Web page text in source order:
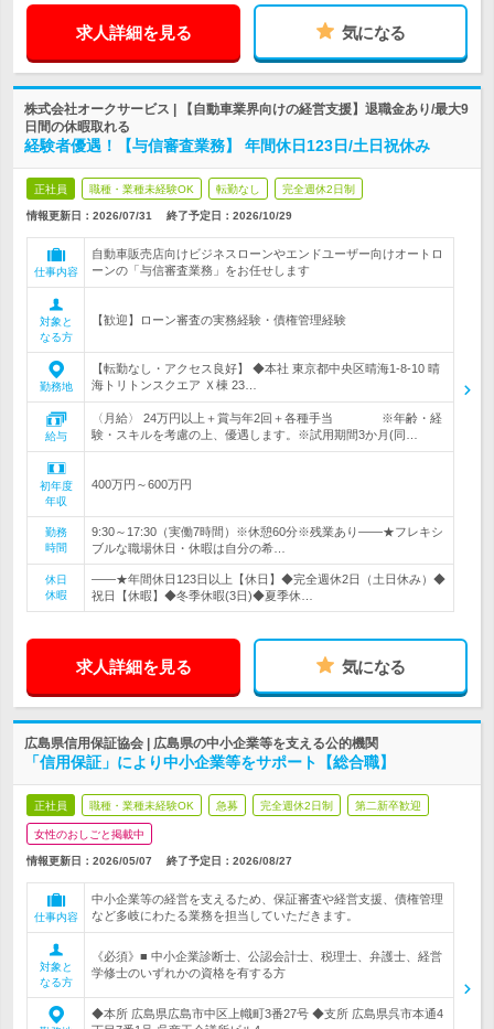
求人詳細を見る 気になる
株式会社オークサービス | 【自動車業界向けの経営支援】退職金あり/最大9
日間の休暇取れる
経験者優遇！【与信審査業務】 年間休日123日/土日祝休み
正社員 職種・業種未経験OK 転勤なし 完全週休2日制
情報更新日：2026/07/31 終了予定日： 2026/10/29
仕事内容
自動車販売店向けビジネスローンやエンドユーザー向けオートロ
ーンの「与信審査業務」をお任せします
対象と
なる方
【歓迎】ローン審査の実務経験・債権管理経験
勤務地
【転勤なし・アクセス良好】 ◆本社 東京都中央区晴海1-8-10 晴
海トリトンスクエア Ｘ棟 23…
給与
〈月給〉 24万円以上＋賞与年2回＋各種手当 ※年齢・経
験・スキルを考慮の上、優遇します。※試用期間3か月(同…
初年度
年収
400万円～600万円
勤務
時間
9:30～17:30（実働7時間）※休憩60分※残業あり――★フレキシ
ブルな職場休日・休暇は自分の希…
休日
休暇
――★年間休日123日以上【休日】◆完全週休2日（土日休み）◆
祝日【休暇】◆冬季休暇(3日)◆夏季休…
求人詳細を見る 気になる
広島県信用保証協会 | 広島県の中小企業等を支える公的機関
「信用保証」により中小企業等をサポート【総合職】
正社員 職種・業種未経験OK 急募 完全週休2日制 第二新卒歓迎
女性のおしごと掲載中
情報更新日：2026/05/07 終了予定日： 2026/08/27
仕事内容
中小企業等の経営を支えるため、保証審査や経営支援、債権管理
など多岐にわたる業務を担当していただきます。
対象と
なる方
《必須》■ 中小企業診断士、公認会計士、税理士、弁護士、経営
学修士のいずれかの資格を有する方
◆本所 広島県広島市中区上幟町3番27号 ◆支所 広島県呉市本通4